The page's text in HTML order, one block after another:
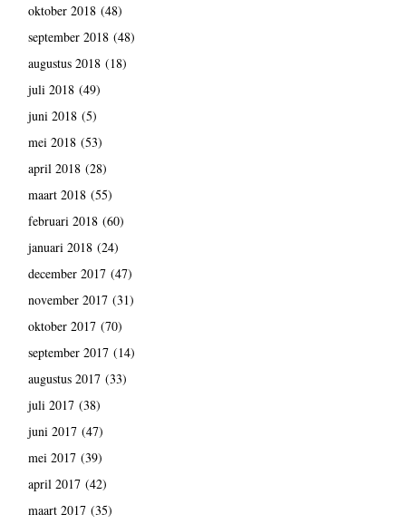
oktober 2018(48)
september 2018(48)
augustus 2018(18)
juli 2018(49)
juni 2018(5)
mei 2018(53)
april 2018(28)
maart 2018(55)
februari 2018(60)
januari 2018(24)
december 2017(47)
november 2017(31)
oktober 2017(70)
september 2017(14)
augustus 2017(33)
juli 2017(38)
juni 2017(47)
mei 2017(39)
april 2017(42)
maart 2017(35)